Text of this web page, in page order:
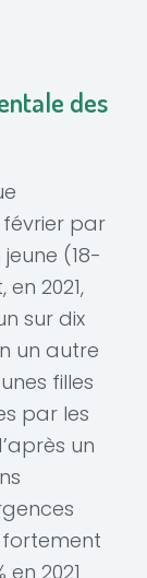
des
par
(18-
2021,
sur dix
un autre
filles
par les
un
2021